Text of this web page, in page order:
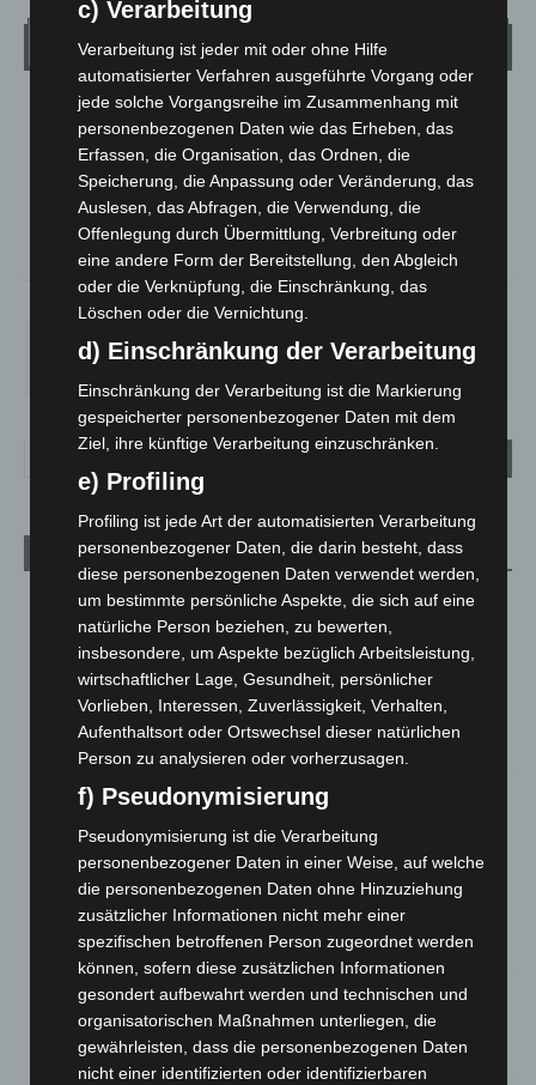
Wetter
LANGENHAGEN
Überwiegend Bewölkt
19.3°C 19.6°
17.7°
56%
FR.
21°
SA.
26°
SO.
32
MO.
31°
DI.
23°
Aktuelle Beiträge
Niedersachsen: Feuerwehrkräfte kehren nach
Waldbrandeinsatz aus Spanien zurück
7. August 2026
Hannover: Erste Tigermücken-Population in Niedersachsen
entdeckt
7. August 2026
Brand im „Haus der Begegnung“ in Neuwarmbüchen schnell
Region Hannover: 21 neue Notfallsanitäter starten beim
Roten Kreuz
5. August 2026
Mann läuft mit Hockeyschläger über A7 – Polizei sucht
Zeugen
5. August 2026
c) Verarbeitung
Verarbeitung ist jeder mit oder ohne Hilfe
automatisierter Verfahren ausgeführte Vorgang oder
jede solche Vorgangsreihe im Zusammenhang mit
personenbezogenen Daten wie das Erheben, das
Erfassen, die Organisation, das Ordnen, die
Speicherung, die Anpassung oder Veränderung, das
Auslesen, das Abfragen, die Verwendung, die
Offenlegung durch Übermittlung, Verbreitung oder
eine andere Form der Bereitstellung, den Abgleich
oder die Verknüpfung, die Einschränkung, das
Löschen oder die Vernichtung.
d) Einschränkung der Verarbeitung
Einschränkung der Verarbeitung ist die Markierung
gespeicherter personenbezogener Daten mit dem
Ziel, ihre künftige Verarbeitung einzuschränken.
e) Profiling
Profiling ist jede Art der automatisierten Verarbeitung
personenbezogener Daten, die darin besteht, dass
diese personenbezogenen Daten verwendet werden,
um bestimmte persönliche Aspekte, die sich auf eine
natürliche Person beziehen, zu bewerten,
insbesondere, um Aspekte bezüglich Arbeitsleistung,
wirtschaftlicher Lage, Gesundheit, persönlicher
Vorlieben, Interessen, Zuverlässigkeit, Verhalten,
Aufenthaltsort oder Ortswechsel dieser natürlichen
Person zu analysieren oder vorherzusagen.
f) Pseudonymisierung
Pseudonymisierung ist die Verarbeitung
personenbezogener Daten in einer Weise, auf welche
die personenbezogenen Daten ohne Hinzuziehung
zusätzlicher Informationen nicht mehr einer
spezifischen betroffenen Person zugeordnet werden
können, sofern diese zusätzlichen Informationen
gesondert aufbewahrt werden und technischen und
organisatorischen Maßnahmen unterliegen, die
gewährleisten, dass die personenbezogenen Daten
nicht einer identifizierten oder identifizierbaren